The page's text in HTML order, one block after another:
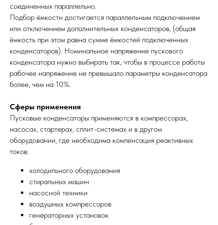
соединенных параллельно.
Подбор ёмкости достигается параллельным подключением
или отключением дополнительных конденсаторов, (общая
ёмкость при этом равна сумме ёмкостей подключенных
конденсаторов). Номинальное напряжение пускового
конденсатора нужно выбирать так, чтобы в процессе работы
рабочее напряжение не превышало параметры конденсатора
более, чем на 10%.
Сферы применения
Пусковые конденсаторы применяются в компрессорах,
насосах, стартерах, сплит-системах и в другом
оборудовании, где необходима компенсация реактивных
токов:
холодильного оборудования
стиральных машин
насосной техники
воздушных компрессоров
генераторных установок